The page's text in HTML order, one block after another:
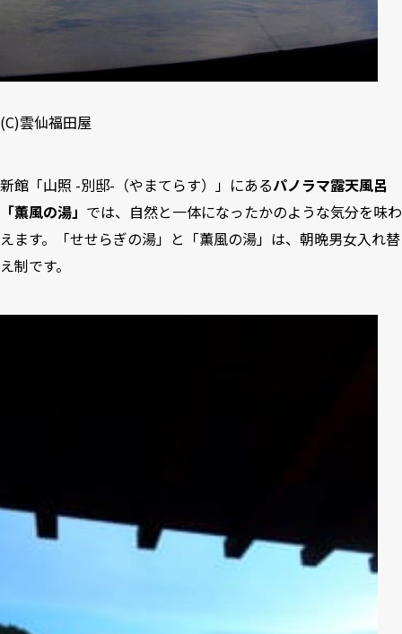
(C)雲仙福田屋
新館「山照 -別邸-（やまてらす）」にあるパノラマ露天風呂
「薫風の湯」 では、自然と一体になったかのような気分を味わ
えます。「せせらぎの湯」と「薫風の湯」は、朝晩男女入れ替
え制です。